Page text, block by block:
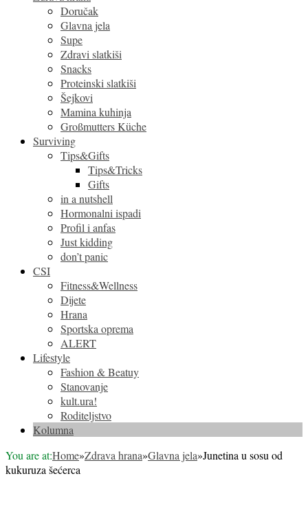
Doručak
Glavna jela
Supe
Zdravi slatkiši
Snacks
Proteinski slatkiši
Šejkovi
Mamina kuhinja
Großmutters Küche
Surviving
Tips&Gifts
Tips&Tricks
Gifts
in a nutshell
Hormonalni ispadi
Profil i anfas
Just kidding
don’t panic
CSI
Fitness&Wellness
Dijete
Hrana
Sportska oprema
ALERT
Lifestyle
Fashion & Beatuy
Stanovanje
kult.ura!
Roditeljstvo
Kolumna
You are at:Home»Zdrava hrana»Glavna jela»Junetina u sosu od
kukuruza šećerca